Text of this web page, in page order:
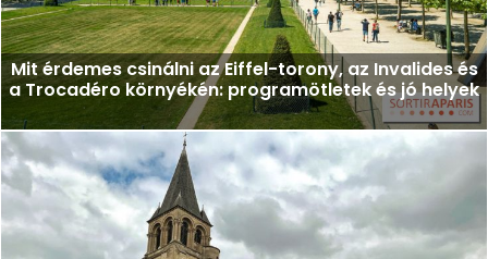
Mit érdemes csinálni az Eiffel-torony, az Invalides és
a Trocadéro környékén: programötletek és jó helyek